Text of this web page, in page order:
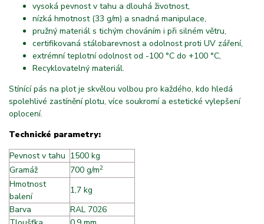
vysoká pevnost v tahu a dlouhá životnost,
nízká hmotnost (33 g/m) a snadná manipulace,
pružný materiál s tichým chováním i při silném větru,
certifikovaná stálobarevnost a odolnost proti UV záření,
extrémní teplotní odolnost od -100 °C do +100 °C,
Recyklovatelný materiál.
Stínící pás na plot je skvělou volbou pro každého, kdo hledá
spolehlivé zastínění plotu, více soukromí a estetické vylepšení
oplocení.
Technické parametry:
Pevnost v tahu 1500 kg
Gramáž
700 g/m2
Hmotnost
balení
1,7 kg
Barva
RAL 7026